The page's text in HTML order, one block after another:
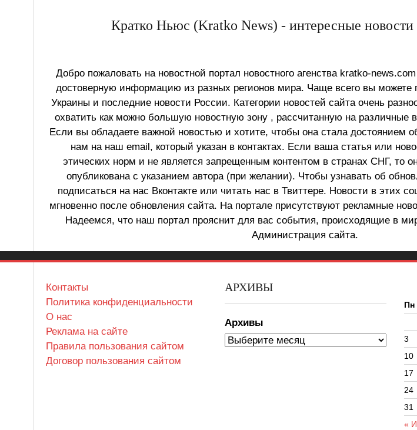
Кратко Ньюс (Kratko News) - интересные новости
Добро пожаловать на новостной портал новостного агенства kratko-
достоверную информацию из разных регионов мира. Чаще всего вы можете
Украины и последние новости России. Категории новостей сайта очень
охватить как можно большую новостную зону , рассчитанную на различные
Если вы обладаете важной новостью и хотите, чтобы она стала достоянием
нам на наш email, который указан в контактах. Если ваша статья или
этических норм и не является запрещенным контентом в странах СНГ, то
опубликована с указанием автора (при желании). Чтобы узнавать об
подписаться на нас Вконтакте или читать нас в Твиттере. Новости в этих
мгновенно после обновления сайта. На портале присутствуют рекламные
Надеемся, что наш портал прояснит для вас события, происходящие в
Администрация сайта.
Контакты
Политика конфиденциальности
О нас
Реклама на сайте
Правила пользования сайтом
Договор пользования сайтом
АРХИВЫ
Архивы
Пн
«
3
10
17
24
31